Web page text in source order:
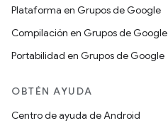
Plataforma en Grupos de Google
Compilación en Grupos de Google
Portabilidad en Grupos de Google
OBTÉN AYUDA
Centro de ayuda de Android